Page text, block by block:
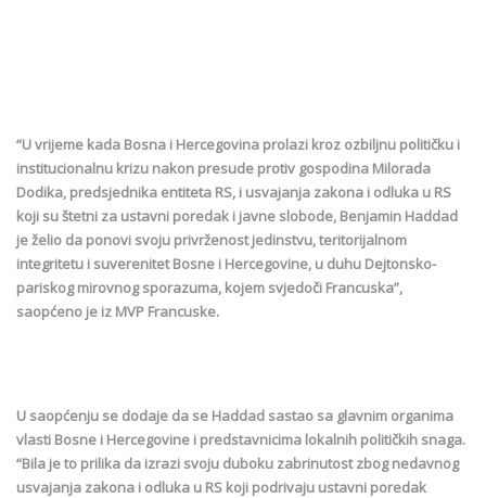
“U vrijeme kada Bosna i Hercegovina prolazi kroz ozbiljnu političku i
institucionalnu krizu nakon presude protiv gospodina Milorada
Dodika, predsjednika entiteta RS, i usvajanja zakona i odluka u RS
koji su štetni za ustavni poredak i javne slobode, Benjamin Haddad
je želio da ponovi svoju privrženost jedinstvu, teritorijalnom
integritetu i suverenitet Bosne i Hercegovine, u duhu Dejtonsko-
pariskog mirovnog sporazuma, kojem svjedoči Francuska”,
saopćeno je iz MVP Francuske.
U saopćenju se dodaje da se Haddad sastao sa glavnim organima
vlasti Bosne i Hercegovine i predstavnicima lokalnih političkih snaga.
“Bila je to prilika da izrazi svoju duboku zabrinutost zbog nedavnog
usvajanja zakona i odluka u RS koji podrivaju ustavni poredak